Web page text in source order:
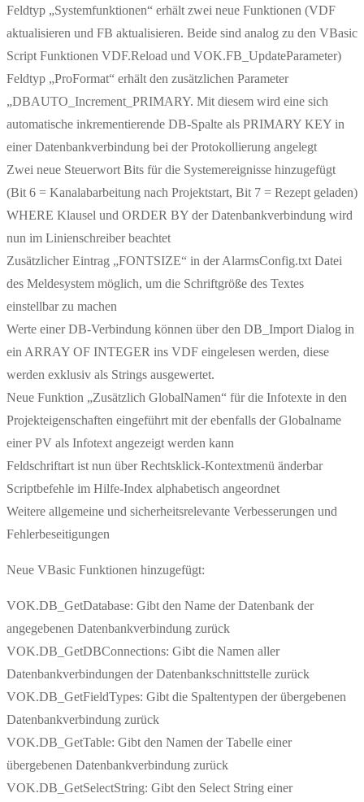
Feldtyp „Systemfunktionen“ erhält zwei neue Funktionen (VDF
aktualisieren und FB aktualisieren. Beide sind analog zu den VBasic
Script Funktionen VDF.Reload und VOK.FB_UpdateParameter)
Feldtyp „ProFormat“ erhält den zusätzlichen Parameter
„DBAUTO_Increment_PRIMARY. Mit diesem wird eine sich
automatische inkrementierende DB-Spalte als PRIMARY KEY in
einer Datenbankverbindung bei der Protokollierung angelegt
Zwei neue Steuerwort Bits für die Systemereignisse hinzugefügt
(Bit 6 = Kanalabarbeitung nach Projektstart, Bit 7 = Rezept geladen)
WHERE Klausel und ORDER BY der Datenbankverbindung wird
nun im Linienschreiber beachtet
Zusätzlicher Eintrag „FONTSIZE“ in der AlarmsConfig.txt Datei
des Meldesystem möglich, um die Schriftgröße des Textes
einstellbar zu machen
Werte einer DB-Verbindung können über den DB_Import Dialog in
ein ARRAY OF INTEGER ins VDF eingelesen werden, diese
werden exklusiv als Strings ausgewertet.
Neue Funktion „Zusätzlich GlobalNamen“ für die Infotexte in den
Projekteigenschaften eingeführt mit der ebenfalls der Globalname
einer PV als Infotext angezeigt werden kann
Feldschriftart ist nun über Rechtsklick-Kontextmenü änderbar
Scriptbefehle im Hilfe-Index alphabetisch angeordnet
Weitere allgemeine und sicherheitsrelevante Verbesserungen und
Fehlerbeseitigungen
Neue VBasic Funktionen hinzugefügt:
VOK.DB_GetDatabase: Gibt den Name der Datenbank der
angegebenen Datenbankverbindung zurück
VOK.DB_GetDBConnections: Gibt die Namen aller
Datenbankverbindungen der Datenbankschnittstelle zurück
VOK.DB_GetFieldTypes: Gibt die Spaltentypen der übergebenen
Datenbankverbindung zurück
VOK.DB_GetTable: Gibt den Namen der Tabelle einer
übergebenen Datenbankverbindung zurück
VOK.DB_GetSelectString: Gibt den Select String einer